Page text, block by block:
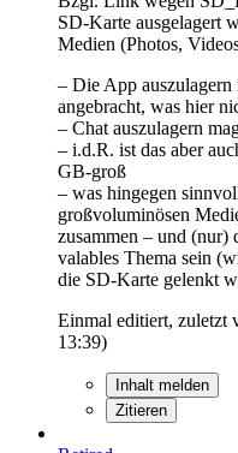
SD-Karte ausgelagert
Medien (Photos,
– Die App
angebracht, was hier
– Chat auszulagern
– i.d.R. ist das aber
GB-groß
– was hingegen
großvoluminösen
zusammen – und (nur)
valables Thema sein
die SD-Karte gelenkt
Einmal editiert, zuletzt
13:39)
Inhalt melden
Zitieren